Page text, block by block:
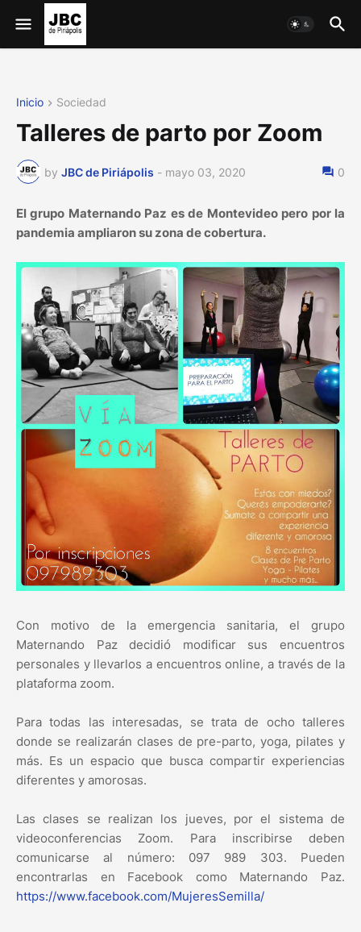
Inicio Sociedad
Talleres de parto por Zoom
by JBC de Piriápolis - mayo 03, 2020 0
El grupo Maternando Paz es de Montevideo pero por la
pandemia ampliaron su zona de cobertura.
Con motivo de la emergencia sanitaria, el grupo
Maternando Paz decidió modificar sus encuentros
personales y llevarlos a encuentros online, a través de la
plataforma zoom.
Para todas las interesadas, se trata de ocho talleres
donde se realizarán clases de pre-parto, yoga, pilates y
más. Es un espacio que busca compartir experiencias
diferentes y amorosas.
Las clases se realizan los jueves, por el sistema de
videoconferencias Zoom. Para inscribirse deben
comunicarse al número: 097 989 303. Pueden
encontrarlas en Facebook como Maternando Paz.
https://www.facebook.com/MujeresSemilla/